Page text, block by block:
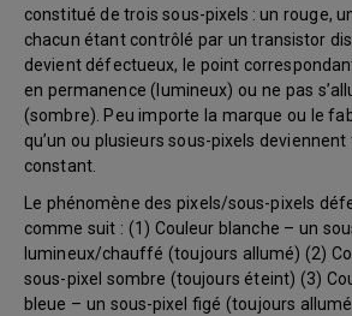
constitué de trois sous-pixels : un rouge,
chacun étant contrôlé par un transistor
devient défectueux, le point
en permanence (lumineux) ou ne pas
(sombre). Peu importe la marque ou le
qu’un ou plusieurs sous-pixels
constant.
Le phénomène des pixels/sous-pixels
comme suit : (1) Couleur blanche – un
lumineux/chauffé (toujours allumé) (2)
sous-pixel sombre (toujours éteint) (3)
bleue – un sous-pixel figé (toujours